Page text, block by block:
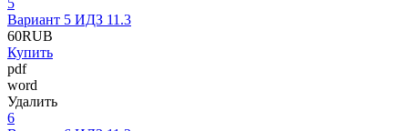
Вариант 5 ИДЗ 11.3
60RUB
Купить
pdf
word
Удалить
6